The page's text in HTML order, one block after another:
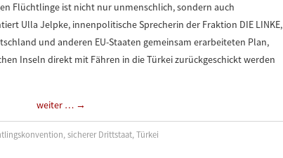
Flüchtlinge ist nicht nur unmenschlich, sondern auch
Ulla Jelpke, innenpolitische Sprecherin der Fraktion DIE LINKE,
und anderen EU-Staaten gemeinsam erarbeiteten Plan,
Inseln direkt mit Fähren in die Türkei zurückgeschickt werden
weiter … →
,sicherer Drittstaat,Türkei